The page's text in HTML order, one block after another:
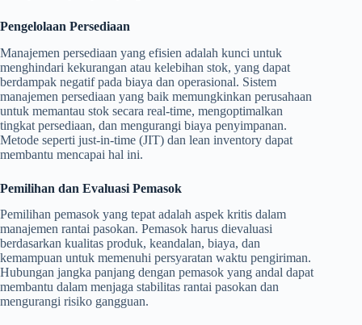
Pengelolaan Persediaan
Manajemen persediaan yang efisien adalah kunci untuk
menghindari kekurangan atau kelebihan stok, yang dapat
berdampak negatif pada biaya dan operasional. Sistem
manajemen persediaan yang baik memungkinkan perusahaan
untuk memantau stok secara real-time, mengoptimalkan
tingkat persediaan, dan mengurangi biaya penyimpanan.
Metode seperti just-in-time (JIT) dan lean inventory dapat
membantu mencapai hal ini.
Pemilihan dan Evaluasi Pemasok
Pemilihan pemasok yang tepat adalah aspek kritis dalam
manajemen rantai pasokan. Pemasok harus dievaluasi
berdasarkan kualitas produk, keandalan, biaya, dan
kemampuan untuk memenuhi persyaratan waktu pengiriman.
Hubungan jangka panjang dengan pemasok yang andal dapat
membantu dalam menjaga stabilitas rantai pasokan dan
mengurangi risiko gangguan.